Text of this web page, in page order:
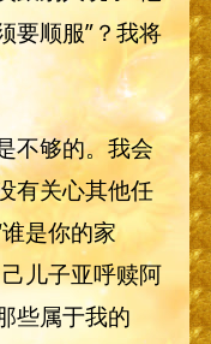
要顺服”？我将
不够的。我会
有关心其他任
是你的家
儿子亚呼赎阿
些属于我的